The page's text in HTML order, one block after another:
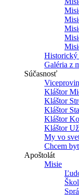
Historický
Galéria z
Súčasnosť
Kláštor
Kláštor
Kláštor
Kláštor
Kláštor
My vo
Chcem
Apoštolát
Misie